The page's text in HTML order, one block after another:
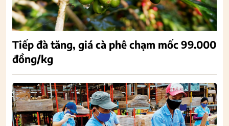
Tiếp đà tăng, giá cà phê chạm mốc 99.000
đồng/kg